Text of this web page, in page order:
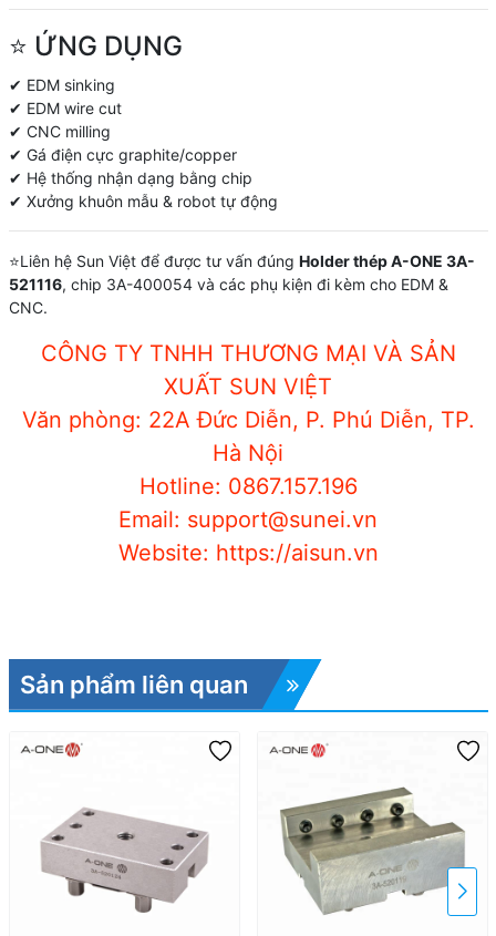
⭐ ỨNG DỤNG
✔ EDM sinking
✔ EDM wire cut
✔ CNC milling
✔ Gá điện cực graphite/copper
✔ Hệ thống nhận dạng bằng chip
✔ Xưởng khuôn mẫu & robot tự động
⭐Liên hệ Sun Việt để được tư vấn đúng Holder thép A-ONE 3A-
521116, chip 3A-400054 và các phụ kiện đi kèm cho EDM &
CNC.
CÔNG TY TNHH THƯƠNG MẠI VÀ SẢN
XUẤT SUN VIỆT
Văn phòng: 22A Đức Diễn, P. Phú Diễn, TP.
Hà Nội
Hotline: 0867.157.196
Email: support@sunei.vn
Website: https://aisun.vn
Sản phẩm liên quan